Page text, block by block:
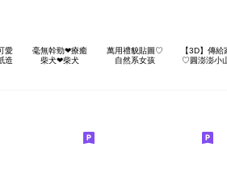
愛
造
毫無幹勁❤療癒
柴犬❤柴犬
萬用禮貌貼圖♡
自然系女孩
【3D】傳給
♡圓澎澎小